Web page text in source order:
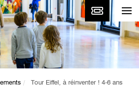
Tour Eiffel, à réinventer ! 4-6 ans